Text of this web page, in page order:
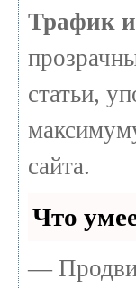
Трафик
статьи,
сайта.
Что
—